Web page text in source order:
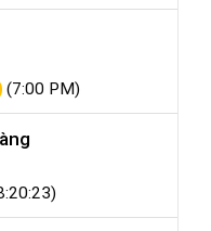
(7:00 PM)